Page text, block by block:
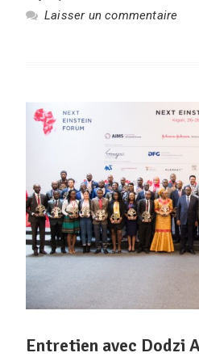
Laisser un commentaire
Entretien avec Dodzi